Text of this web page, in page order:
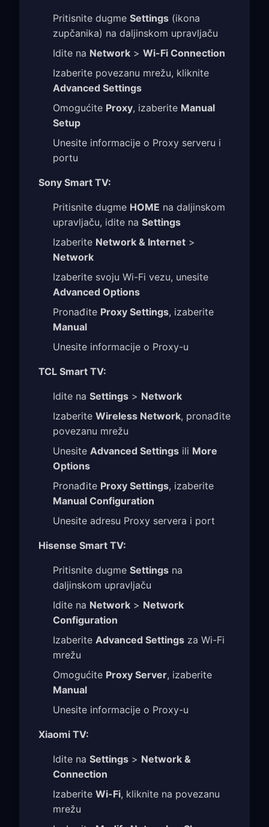
Pritisnite dugme Settings (ikona
zupčanika) na daljinskom upravljaču
Idite na Network > Wi-Fi Connection
Izaberite povezanu mrežu, kliknite
Advanced Settings
Omogućite Proxy, izaberite Manual
Setup
Unesite informacije o Proxy serveru i
portu
Sony Smart TV:
Pritisnite dugme HOME na daljinskom
upravljaču, idite na Settings
Izaberite Network & Internet >
Network
Izaberite svoju Wi-Fi vezu, unesite
Advanced Options
Pronađite Proxy Settings, izaberite
Manual
Unesite informacije o Proxy-u
TCL Smart TV:
Idite na Settings > Network
Izaberite Wireless Network, pronađite
povezanu mrežu
Unesite Advanced Settings ili More
Options
Pronađite Proxy Settings, izaberite
Manual Configuration
Unesite adresu Proxy servera i port
Hisense Smart TV:
Pritisnite dugme Settings na
daljinskom upravljaču
Idite na Network > Network
Configuration
Izaberite Advanced Settings za Wi-Fi
mrežu
Omogućite Proxy Server, izaberite
Manual
Unesite informacije o Proxy-u
Xiaomi TV:
Idite na Settings > Network &
Connection
Izaberite Wi-Fi, kliknite na povezanu
mrežu